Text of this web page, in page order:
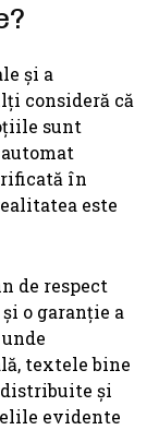
și a
consideră că
sunt
în
este
de respect
o garanție a
textele bine
și
evidente